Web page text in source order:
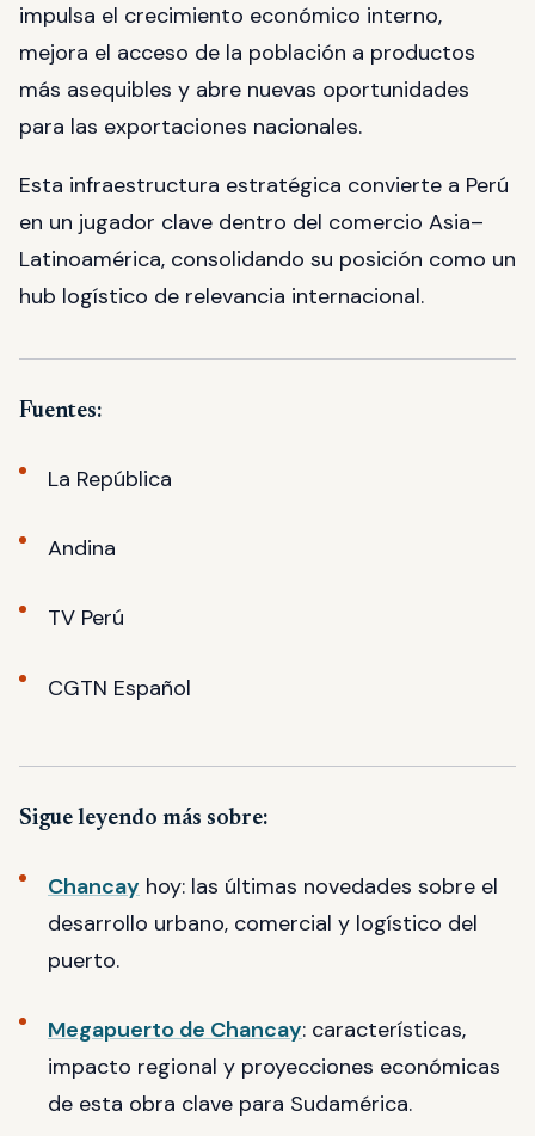
impulsa el crecimiento económico interno,
mejora el acceso de la población a productos
más asequibles y abre nuevas oportunidades
para las exportaciones nacionales.
Esta infraestructura estratégica convierte a Perú
en un jugador clave dentro del comercio Asia–
Latinoamérica, consolidando su posición como un
hub logístico de relevancia internacional.
Fuentes:
La República
Andina
TV Perú
CGTN Español
Sigue leyendo más sobre:
Chancay hoy: las últimas novedades sobre el
desarrollo urbano, comercial y logístico del
puerto.
Megapuerto de Chancay: características,
impacto regional y proyecciones económicas
de esta obra clave para Sudamérica.